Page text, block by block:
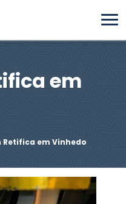
em
Retifica em Vinhedo